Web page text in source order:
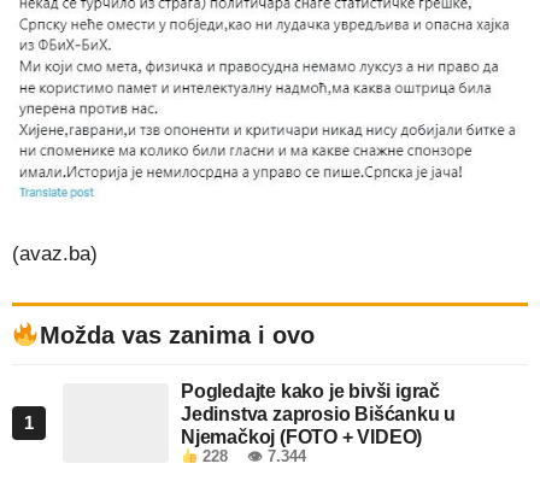
(avaz.ba)
Možda vas zanima i ovo
1
Pogledajte kako je bivši igrač
Jedinstva zaprosio Bišćanku u
Njemačkoj (FOTO + VIDEO)
228 👁 7.344